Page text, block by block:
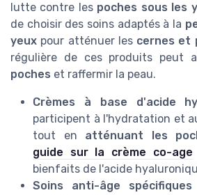
lutte contre les poches sous les
de choisir des soins adaptés à la
yeux pour atténuer les cernes et
régulière de ces produits peut
poches et raffermir la peau.
Crèmes à base d'acide
participent à l'hydratation et
tout en atténuant les
guide sur la crème co-age
bienfaits de l'acide
Soins anti-âge